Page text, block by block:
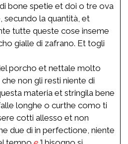
bone spetie et doi o tre ova
secundo la quantità, et
tutte queste cose inseme
gialle di zafrano. Et togli
porcho et nettale molto
non gli resti niente di
materia et stringila bene
longhe o curthe como ti
cotti allesso et non
due dì in perfectione, niente